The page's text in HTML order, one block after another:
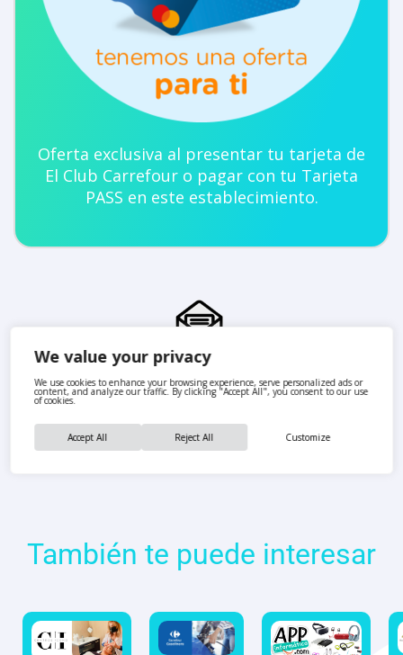
We value your privacy
We use cookies to enhance your browsing experience, serve personalized ads or
content, and analyze our traffic. By clicking "Accept All", you consent to our use
of cookies.
Customize
Reject All
Accept All
Oferta exclusiva al presentar tu tarjeta de
El Club Carrefour o pagar con tu Tarjeta
PASS en este establecimiento.
También te puede interesar